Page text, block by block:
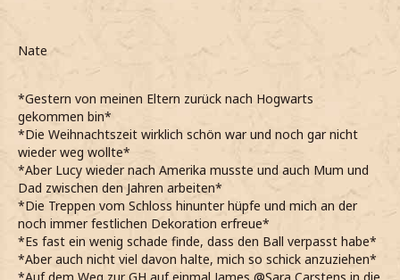
Nate
*Gestern von meinen Eltern zurück nach Hogwarts
gekommen bin*
*Die Weihnachtszeit wirklich schön war und noch gar nicht
wieder weg wollte*
*Aber Lucy wieder nach Amerika musste und auch Mum und
Dad zwischen den Jahren arbeiten*
*Die Treppen vom Schloss hinunter hüpfe und mich an der
noch immer festlichen Dekoration erfreue*
*Es fast ein wenig schade finde, dass den Ball verpasst habe*
*Aber auch nicht viel davon halte, mich so schick anzuziehen*